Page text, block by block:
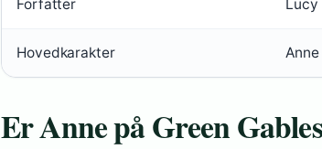
Forfatter Lucy
Hovedkarakter
Er Anne på Green